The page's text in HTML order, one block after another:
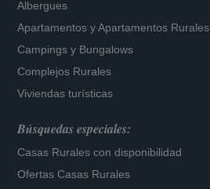
Albergues
Apartamentos yApartamentos Rurales
Campings y Bungalows
Complejos Rurales
Viviendas turísticas
Búsquedas especiales:
Casas Rurales con disponibilidad
Ofertas Casas Rurales